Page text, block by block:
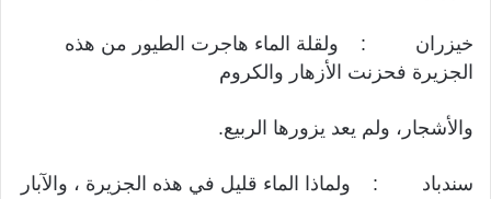
خيزران : ولقلة الماء هاجرت الطيور من هذه
الجزيرة فحزنت الأزهار والكروم
والأشجار، ولم يعد يزورها الربيع.
سندباد : ولماذا الماء قليل في هذه الجزيرة ، والآبار